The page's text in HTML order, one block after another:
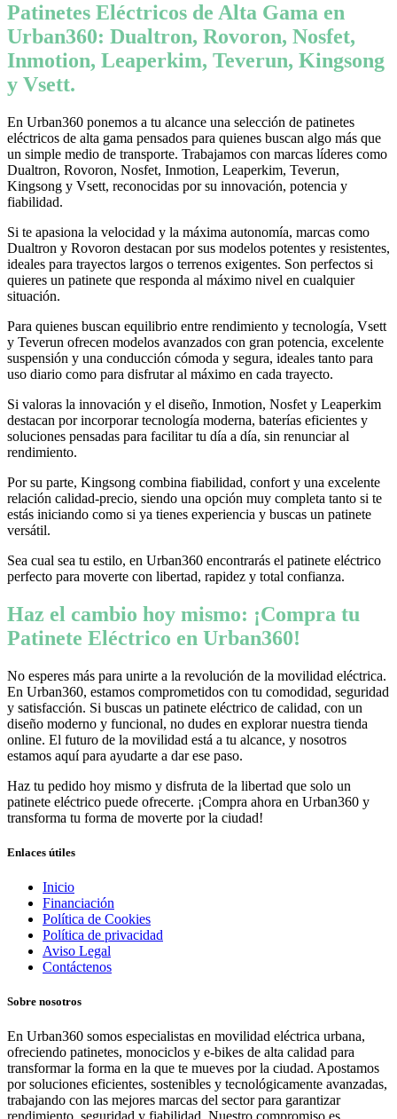
Patinetes Eléctricos de Alta Gama en
Urban360: Dualtron, Rovoron, Nosfet,
Inmotion, Leaperkim, Teverun, Kingsong
y Vsett.
En Urban360 ponemos a tu alcance una selección de patinetes
eléctricos de alta gama pensados para quienes buscan algo más que
un simple medio de transporte. Trabajamos con marcas líderes como
Dualtron, Rovoron, Nosfet, Inmotion, Leaperkim, Teverun,
Kingsong y Vsett, reconocidas por su innovación, potencia y
fiabilidad.
Si te apasiona la velocidad y la máxima autonomía, marcas como
Dualtron y Rovoron destacan por sus modelos potentes y resistentes,
ideales para trayectos largos o terrenos exigentes. Son perfectos si
quieres un patinete que responda al máximo nivel en cualquier
situación.
Para quienes buscan equilibrio entre rendimiento y tecnología, Vsett
y Teverun ofrecen modelos avanzados con gran potencia, excelente
suspensión y una conducción cómoda y segura, ideales tanto para
uso diario como para disfrutar al máximo en cada trayecto.
Si valoras la innovación y el diseño, Inmotion, Nosfet y Leaperkim
destacan por incorporar tecnología moderna, baterías eficientes y
soluciones pensadas para facilitar tu día a día, sin renunciar al
rendimiento.
Por su parte, Kingsong combina fiabilidad, confort y una excelente
relación calidad-precio, siendo una opción muy completa tanto si te
estás iniciando como si ya tienes experiencia y buscas un patinete
versátil.
Sea cual sea tu estilo, en Urban360 encontrarás el patinete eléctrico
perfecto para moverte con libertad, rapidez y total confianza.
Haz el cambio hoy mismo: ¡Compra tu
Patinete Eléctrico en Urban360!
No esperes más para unirte a la revolución de la movilidad eléctrica.
En Urban360, estamos comprometidos con tu comodidad, seguridad
y satisfacción. Si buscas un patinete eléctrico de calidad, con un
diseño moderno y funcional, no dudes en explorar nuestra tienda
online. El futuro de la movilidad está a tu alcance, y nosotros
estamos aquí para ayudarte a dar ese paso.
Haz tu pedido hoy mismo y disfruta de la libertad que solo un
patinete eléctrico puede ofrecerte. ¡Compra ahora en Urban360 y
transforma tu forma de moverte por la ciudad!
Enlaces útiles
Inicio
Financiación
Política de Cookies
Política de privacidad
Aviso Legal
Contáctenos
Sobre nosotros
En Urban360 somos especialistas en movilidad eléctrica urbana,
ofreciendo patinetes, monociclos y e-bikes de alta calidad para
transformar la forma en la que te mueves por la ciudad. Apostamos
por soluciones eficientes, sostenibles y tecnológicamente avanzadas,
trabajando con las mejores marcas del sector para garantizar